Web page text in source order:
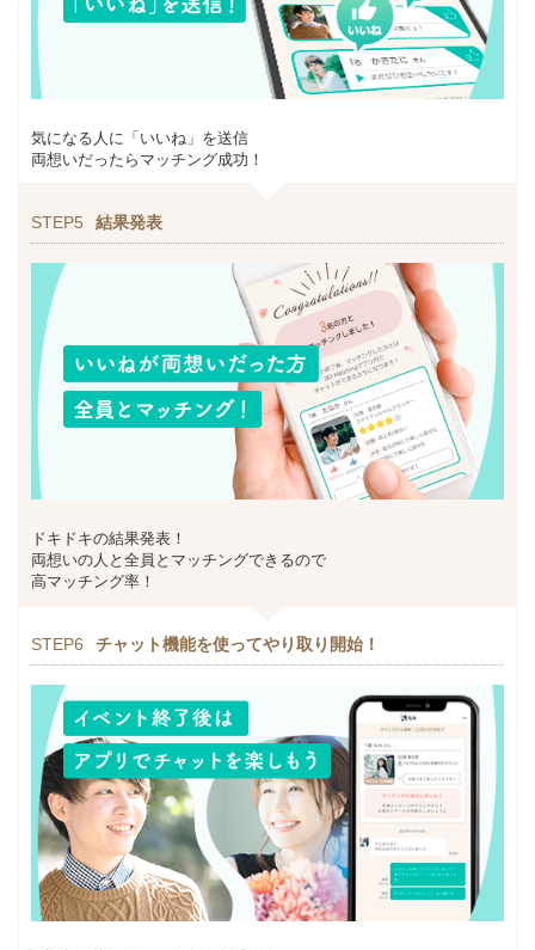
気になる人に「いいね」を送信
両想いだったらマッチング成功！
STEP5 結果発表
ドキドキの結果発表！
両想いの人と全員とマッチングできるので
高マッチング率！
STEP6 チャット機能を使ってやり取り開始！